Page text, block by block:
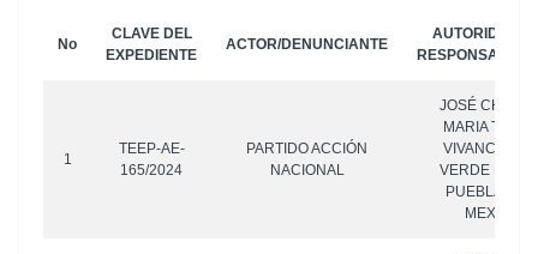
No
CLAVE DEL
EXPEDIENTE
ACTOR/DENUNCIANTE
AUTORIDAD
RESPONSABLE/
1
TEEP-AE-
165/2024
PARTIDO ACCIÓN
NACIONAL
JOSÉ
MARIA
VIVANCO,
VERDE
PUEBLA,
MEXICO